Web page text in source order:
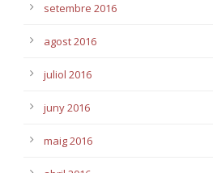
setembre 2016
agost 2016
juliol 2016
juny 2016
maig 2016